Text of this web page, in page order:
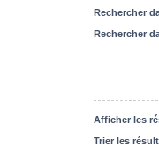
Rechercher
Rechercher
Afficher les
Trier les